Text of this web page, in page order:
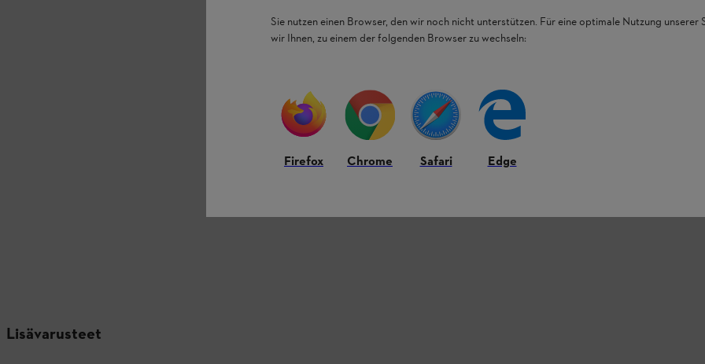
Lisävarusteet
Sie nutzen einen Browser, den wir noch nicht unterstützen. Für eine optimale Nutzung unserer
wir Ihnen, zu einem der folgenden Browser zu wechseln:
Firefox Chrome Safari Edge